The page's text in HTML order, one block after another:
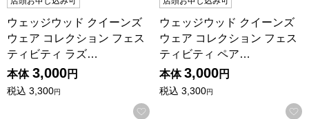
ウェッジウッド クイーンズ
ウェア コレクション フェス
ティビティ ラズ…
本体 3,000円
税込 3,300円
お気に入りに登録する
ウェッジウッド クイーンズ
ウェア コレクション フェス
ティビティ ペア…
本体 3,000円
税込 3,300円